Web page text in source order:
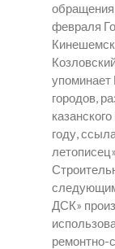
февраля
городов,
году,
ДСК»
ремонтно-